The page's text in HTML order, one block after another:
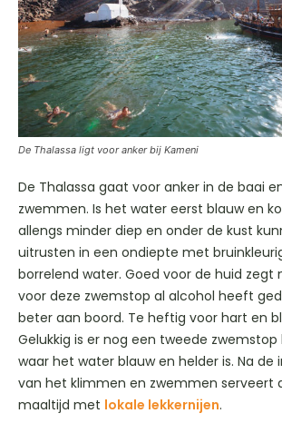
De Thalassa ligt voor anker bij Kameni
De Thalassa gaat voor anker in de baai
zwemmen. Is het water eerst blauw en
allengs minder diep en onder de kust
uitrusten in een ondiepte met
borrelend water. Goed voor de huid zegt
voor deze zwemstop al alcohol heeft
beter aan boord. Te heftig voor hart en
Gelukkig is er nog een tweede zwemstop
waar het water blauw en helder is. Na de
van het klimmen en zwemmen serveert
maaltijd met lokale lekkernijen.